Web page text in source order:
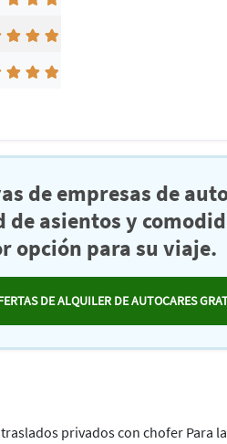
de empresas de
de asientos y
opción para su viaje.
DE ALQUILER DE AUTOCARES
privados con chofer Para